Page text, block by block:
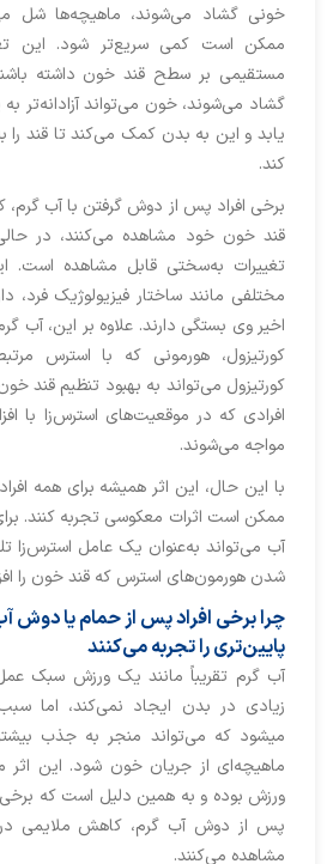
خونی گشاد می‌شوند، ماهیچه‌ها شل
ممکن است کمی سریع‌تر شود. این
مستقیمی بر سطح قند خون داشته
گشاد می‌شوند، خون می‌تواند آزادانه‌تر
یابد و این به بدن کمک می‌کند تا قند را
کند.
برخی افراد پس از دوش گرفتن با آب
قند خون خود مشاهده می‌کنند، در
تغییرات به‌سختی قابل مشاهده است.
مختلفی مانند ساختار فیزیولوژیک فرد،
اخیر وی بستگی دارند. علاوه بر این، آب
کورتیزول، هورمونی که با استرس
کورتیزول می‌تواند به بهبود تنظیم قند
افرادی که در موقعیت‌های استرس‌زا با
مواجه می‌شوند.
با این حال، این اثر همیشه برای همه
ممکن است اثرات معکوسی تجربه کنند.
آب می‌تواند به‌عنوان یک عامل استرس‌زا
شدن هورمون‌های استرس که قند خون را
چرا برخی افراد پس از حمام یا دوش
پایین‌تری را تجربه می‌کنند
آب گرم تقریباً مانند یک ورزش سبک
زیادی در بدن ایجاد نمی‌کند، اما
میشود که می‌تواند منجر به جذب
ماهیچه‌ای از جریان خون شود. این اثر
ورزش بوده و به همین دلیل است که برخی
پس از دوش آب گرم، کاهش ملایمی
مشاهده می‌کنند.